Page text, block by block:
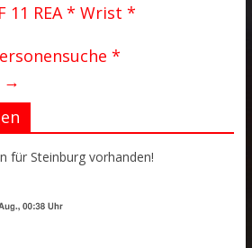
11 REA * Wrist *
*
→
für Steinburg vorhanden!